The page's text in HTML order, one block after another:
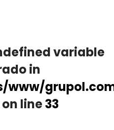
variable
in
www/
on line33